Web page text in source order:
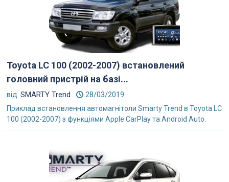
Toyota LC 100 (2002-2007) встановлений
головний пристрій на базі...
від SMARTY Trend 28/03/2019
Приклад встановлення автомагнітоли Smarty Trend в Toyota LC
100 (2002-2007) з функціями Apple CarPlay та Android Auto.